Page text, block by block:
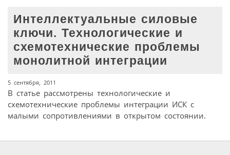
Интеллектуальные силовые
ключи. Технологические и
схемотехнические проблемы
монолитной интеграции
5 сентября, 2011
В статье рассмотрены технологические и
схемотехнические проблемы интеграции ИСК с
малыми сопротивлениями в открытом состоянии.